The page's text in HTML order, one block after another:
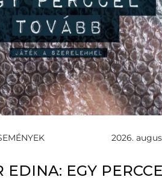
2026.
EDINA: EGY